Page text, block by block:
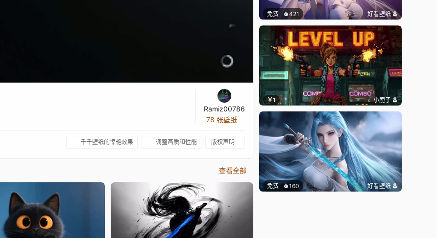
Ramiz00786
78 张壁纸
千千壁纸的惊艳效果 调整画质和性能 版权声明
查看全部
免费 421 好看壁纸
￥1 小鹿子
免费 160 好看壁纸